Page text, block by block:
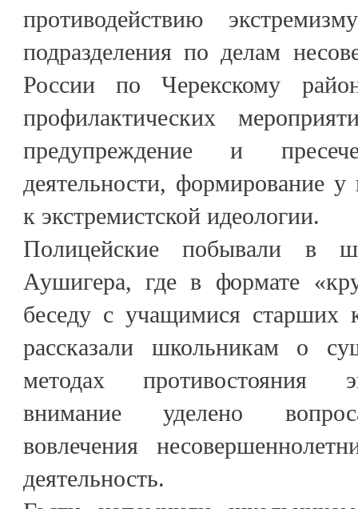
противодействию
подразделения по делам
России по Черекскому
профилактических
предупреждение и
деятельности, формирование
к экстремистской идеологии.
Полицейские побывали
Аушигера, где в формате
беседу с учащимися старших
рассказали школьникам о
методах противостояния
внимание уделено
вовлечения
деятельность.